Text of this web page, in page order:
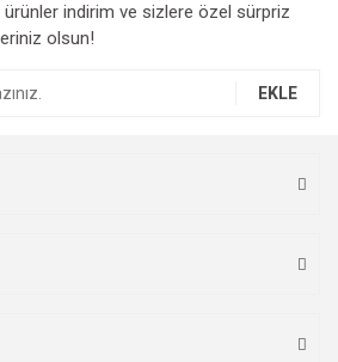
ürünler indirim ve sizlere özel sürpriz
olsun!
EKLE